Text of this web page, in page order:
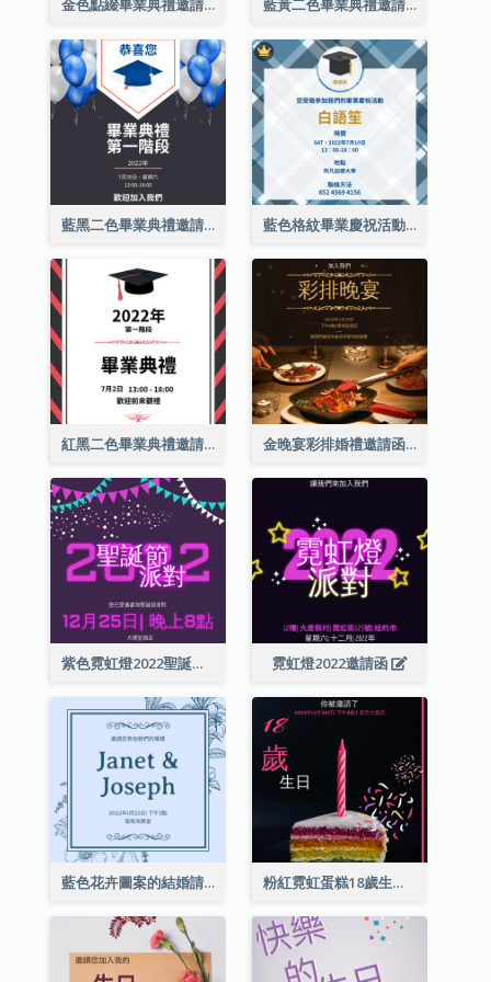
金色點綴畢業典禮邀請函 藍黃二色畢業典禮邀請函
藍黑二色畢業典禮邀請函 藍色格紋畢業慶祝活動邀請函
紅黑二色畢業典禮邀請函 金晚宴彩排婚禮邀請函
紫色霓虹燈2022聖誕晚會邀請函 霓虹燈2022邀請函
藍色花卉圖案的結婚請柬 粉紅霓虹蛋糕18歲生日請柬